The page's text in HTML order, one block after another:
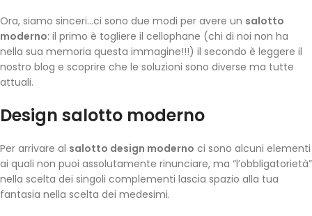
Ora, siamo sinceri…ci sono due modi per avere un salotto
moderno: il primo è togliere il cellophane (chi di noi non ha
nella sua memoria questa immagine!!!) il secondo è leggere il
nostro blog e scoprire che le soluzioni sono diverse ma tutte
attuali.
Design salotto moderno
Per arrivare al salotto design moderno ci sono alcuni elementi
ai quali non puoi assolutamente rinunciare, ma “l’obbligatorietà”
nella scelta dei singoli complementi lascia spazio alla tua
fantasia nella scelta dei medesimi.